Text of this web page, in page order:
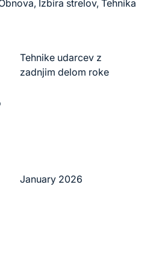
Izbira strelov, Tehnika
Tehnike udarcev z
zadnjim delom roke
January 2026